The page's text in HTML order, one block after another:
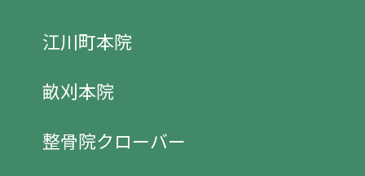
江川町本院
畝刈本院
整骨院クローバー